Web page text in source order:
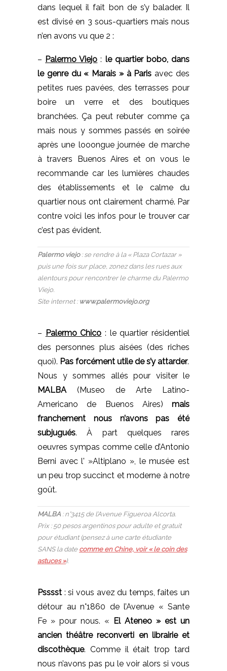
dans lequel il fait bon de s’y balader. Il
est divisé en 3 sous-quartiers mais nous
n’en avons vu que 2 :
– Palermo Viejo : le quartier bobo, dans
le genre du « Marais » à Paris avec des
petites rues pavées, des terrasses pour
boire un verre et des boutiques
branchées. Ça peut rebuter comme ça
mais nous y sommes passés en soirée
après une looongue journée de marche
à travers Buenos Aires et on vous le
recommande car les lumières chaudes
des établissements et le calme du
quartier nous ont clairement charmé. Par
contre voici les infos pour le trouver car
c’est pas évident.
Palermo viejo: se rendre à la « Plaza Cortazar »
puis une fois sur place, zonez dans les rues aux
alentours pour rencontrer le charme du Palermo
Viejo.
Site internet : www.palermoviejo.org
– Palermo Chico : le quartier résidentiel
des personnes plus aisées (des riches
quoi). Pas forcément utile de s’y attarder.
Nous y sommes allés pour visiter le
MALBA (Museo de Arte Latino-
Americano de Buenos Aires) mais
franchement nous n’avons pas été
subjugués. À part quelques rares
oeuvres sympas comme celle d’Antonio
Berni avec l' »Altiplano », le musée est
un peu trop succinct et moderne à notre
goût.
MALBA : n°3415 de l’Avenue Figueroa Alcorta.
Prix : 50 pesos argentinos pour adulte et gratuit
pour étudiant (pensez à une carte étudiante
SANS la date comme en Chine, voir « le coin des
astuces »).
Psssst : si vous avez du temps, faites un
détour au n°1860 de l’Avenue « Sante
Fe » pour nous. « El Ateneo » est un
ancien théâtre reconverti en librairie et
discothèque. Comme il était trop tard
nous n’avons pas pu le voir alors si vous